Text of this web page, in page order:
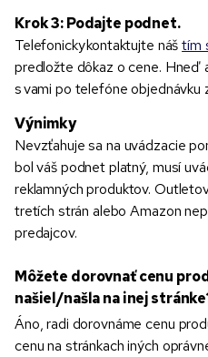
Krok 3: Podajte podnet.
Telefonicky kontaktujte náštím
predložte dôkaz o cene. Hneď
s vami po telefóne objednávku
Výnimky
Nevzťahuje sa na uvádzacie
bol váš podnet platný, musí
reklamných produktov.
tretích strán alebo Amazon
predajcov.
Môžete dorovnať cenu
našiel/našla na inej
Áno, radi dorovnáme cenu
cenu na stránkach iných